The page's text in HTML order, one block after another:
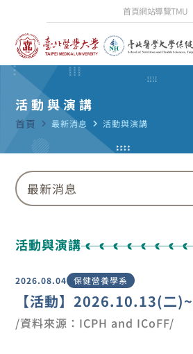
首頁網站導覽TMU
活動與演講
首頁 navigate_next 最新消息 navigate_next 活動與演講
最新消息
活動與演講
2026.08.04 保健營養學系
【活動】2026.10.13(二
ICoFF 2026 YOKOHAMA
/資料來源：ICPH and ICoFF/